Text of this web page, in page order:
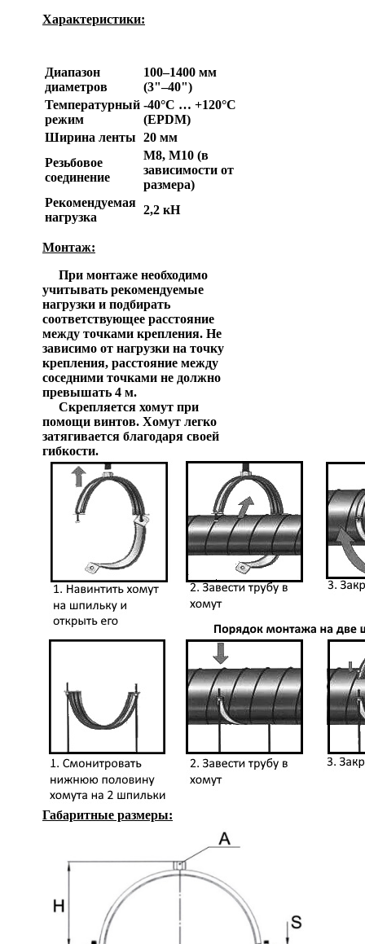
Характеристики:
Диапазон
диаметров
100–1400 мм
(3"–40")
Температурный
режим
-40°C … +120°C
(EPDM)
Ширина ленты 20 мм
Резьбовое
соединение
M8, M10 (в
зависимости от
размера)
Рекомендуемая
нагрузка
2,2 кН
Монтаж:
При монтаже необходимо
учитывать рекомендуемые
нагрузки и подбирать
соответствующее расстояние
между точками крепления. Не
зависимо от нагрузки на точку
крепления, расстояние между
соседними точками не должно
превышать 4 м.
Скрепляется хомут при
помощи винтов. Хомут легко
затягивается благодаря своей
гибкости.
Габаритные размеры: